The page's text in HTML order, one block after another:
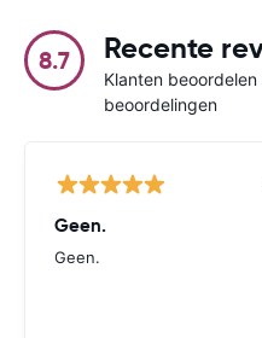
8.7 Recente
Klanten
beoordelingen
Geen.
Geen.